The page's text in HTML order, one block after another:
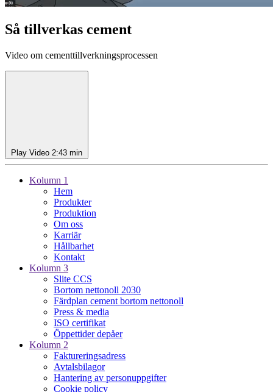
Så tillverkas cement
Video om cementtillverkningsprocessen
Play Video 2:43 min
Kolumn 1
Hem
Produkter
Produktion
Om oss
Karriär
Hållbarhet
Kontakt
Kolumn 3
Slite CCS
Bortom nettonoll 2030
Färdplan cement bortom nettonoll
Press & media
ISO certifikat
Öppettider depåer
Kolumn 2
Faktureringsadress
Avtalsbilagor
Hantering av personuppgifter
Cookie policy